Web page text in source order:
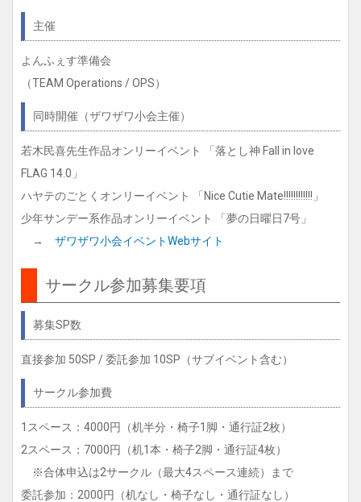
主催
よんふぇす準備会
（TEAM Operations / OPS）
同時開催（ザワザワ小会主催）
若木民喜先生作品オンリーイベント 「落とし神 Fall in love
FLAG 14.0」
ハヤテのごとくオンリーイベント 「Nice Cutie Mate!!!!!!!!!!!!」
少年サンデー系作品オンリーイベント 「夢の日曜日7号」
→ ザワザワ小会イベントWebサイト
サークル参加募集要項
募集SP数
直接参加 50SP / 委託参加 10SP（サブイベント含む）
サークル参加費
1スペース：4000円（机半分・椅子1脚・通行証2枚）
2スペース：7000円（机1本・椅子2脚・通行証4枚）
※合体申込は2サークル（最大4スペース連続）まで
委託参加：2000円（机なし・椅子なし・通行証なし）